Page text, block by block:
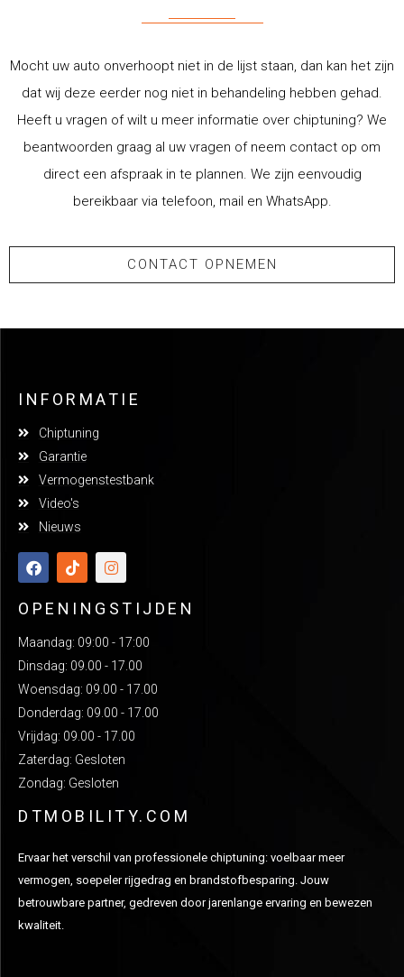
Mocht uw auto onverhoopt niet in de lijst staan, dan kan het zijn
dat wij deze eerder nog niet in behandeling hebben gehad.
Heeft u vragen of wilt u meer informatie over chiptuning? We
beantwoorden graag al uw vragen of neem contact op om
direct een afspraak in te plannen. We zijn eenvoudig
bereikbaar via telefoon, mail en WhatsApp.
CONTACT OPNEMEN
INFORMATIE
Chiptuning
Garantie
Vermogenstestbank
Video's
Nieuws
OPENINGSTIJDEN
Maandag: 09:00 - 17:00
Dinsdag: 09.00 - 17.00
Woensdag: 09.00 - 17.00
Donderdag: 09.00 - 17.00
Vrijdag: 09.00 - 17.00
Zaterdag: Gesloten
Zondag: Gesloten
DTMOBILITY.COM
Ervaar het verschil van professionele chiptuning: voelbaar meer
vermogen, soepeler rijgedrag en brandstofbesparing. Jouw
betrouwbare partner, gedreven door jarenlange ervaring en bewezen
kwaliteit.